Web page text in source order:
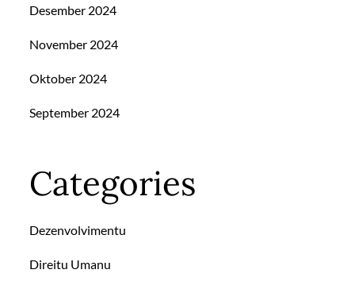
Desember 2024
November 2024
Oktober 2024
September 2024
Categories
Dezenvolvimentu
Direitu Umanu